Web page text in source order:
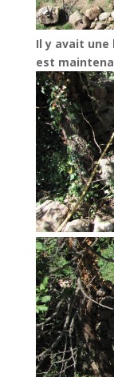
Il y avait une
est